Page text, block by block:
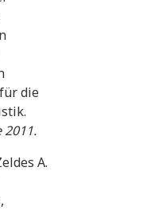
die
2011.
A.